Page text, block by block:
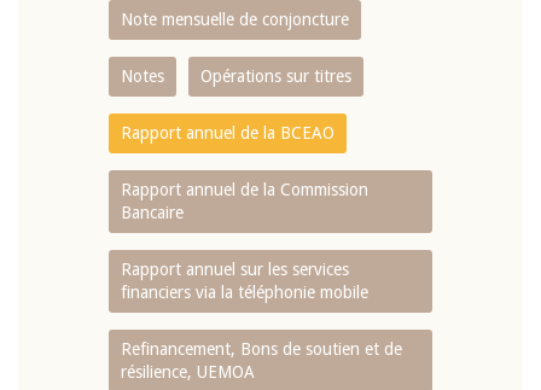
Note mensuelle de conjoncture
Notes Opérations sur titres
Rapport annuel de la BCEAO
Rapport annuel de la Commission
Bancaire
Rapport annuel sur les services
financiers via la téléphonie mobile
Refinancement, Bons de soutien et de
résilience, UEMOA